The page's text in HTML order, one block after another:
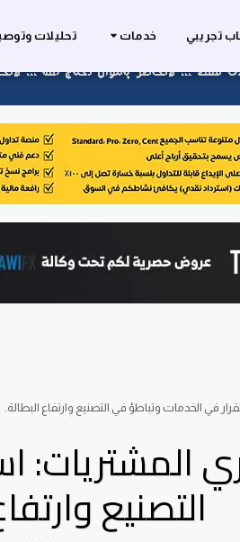
تجريبي خدمات تحليلات
في الخدمات وتباطؤ في التصنيع وارتفاع البطالة.
المشتريات:
التصنيع